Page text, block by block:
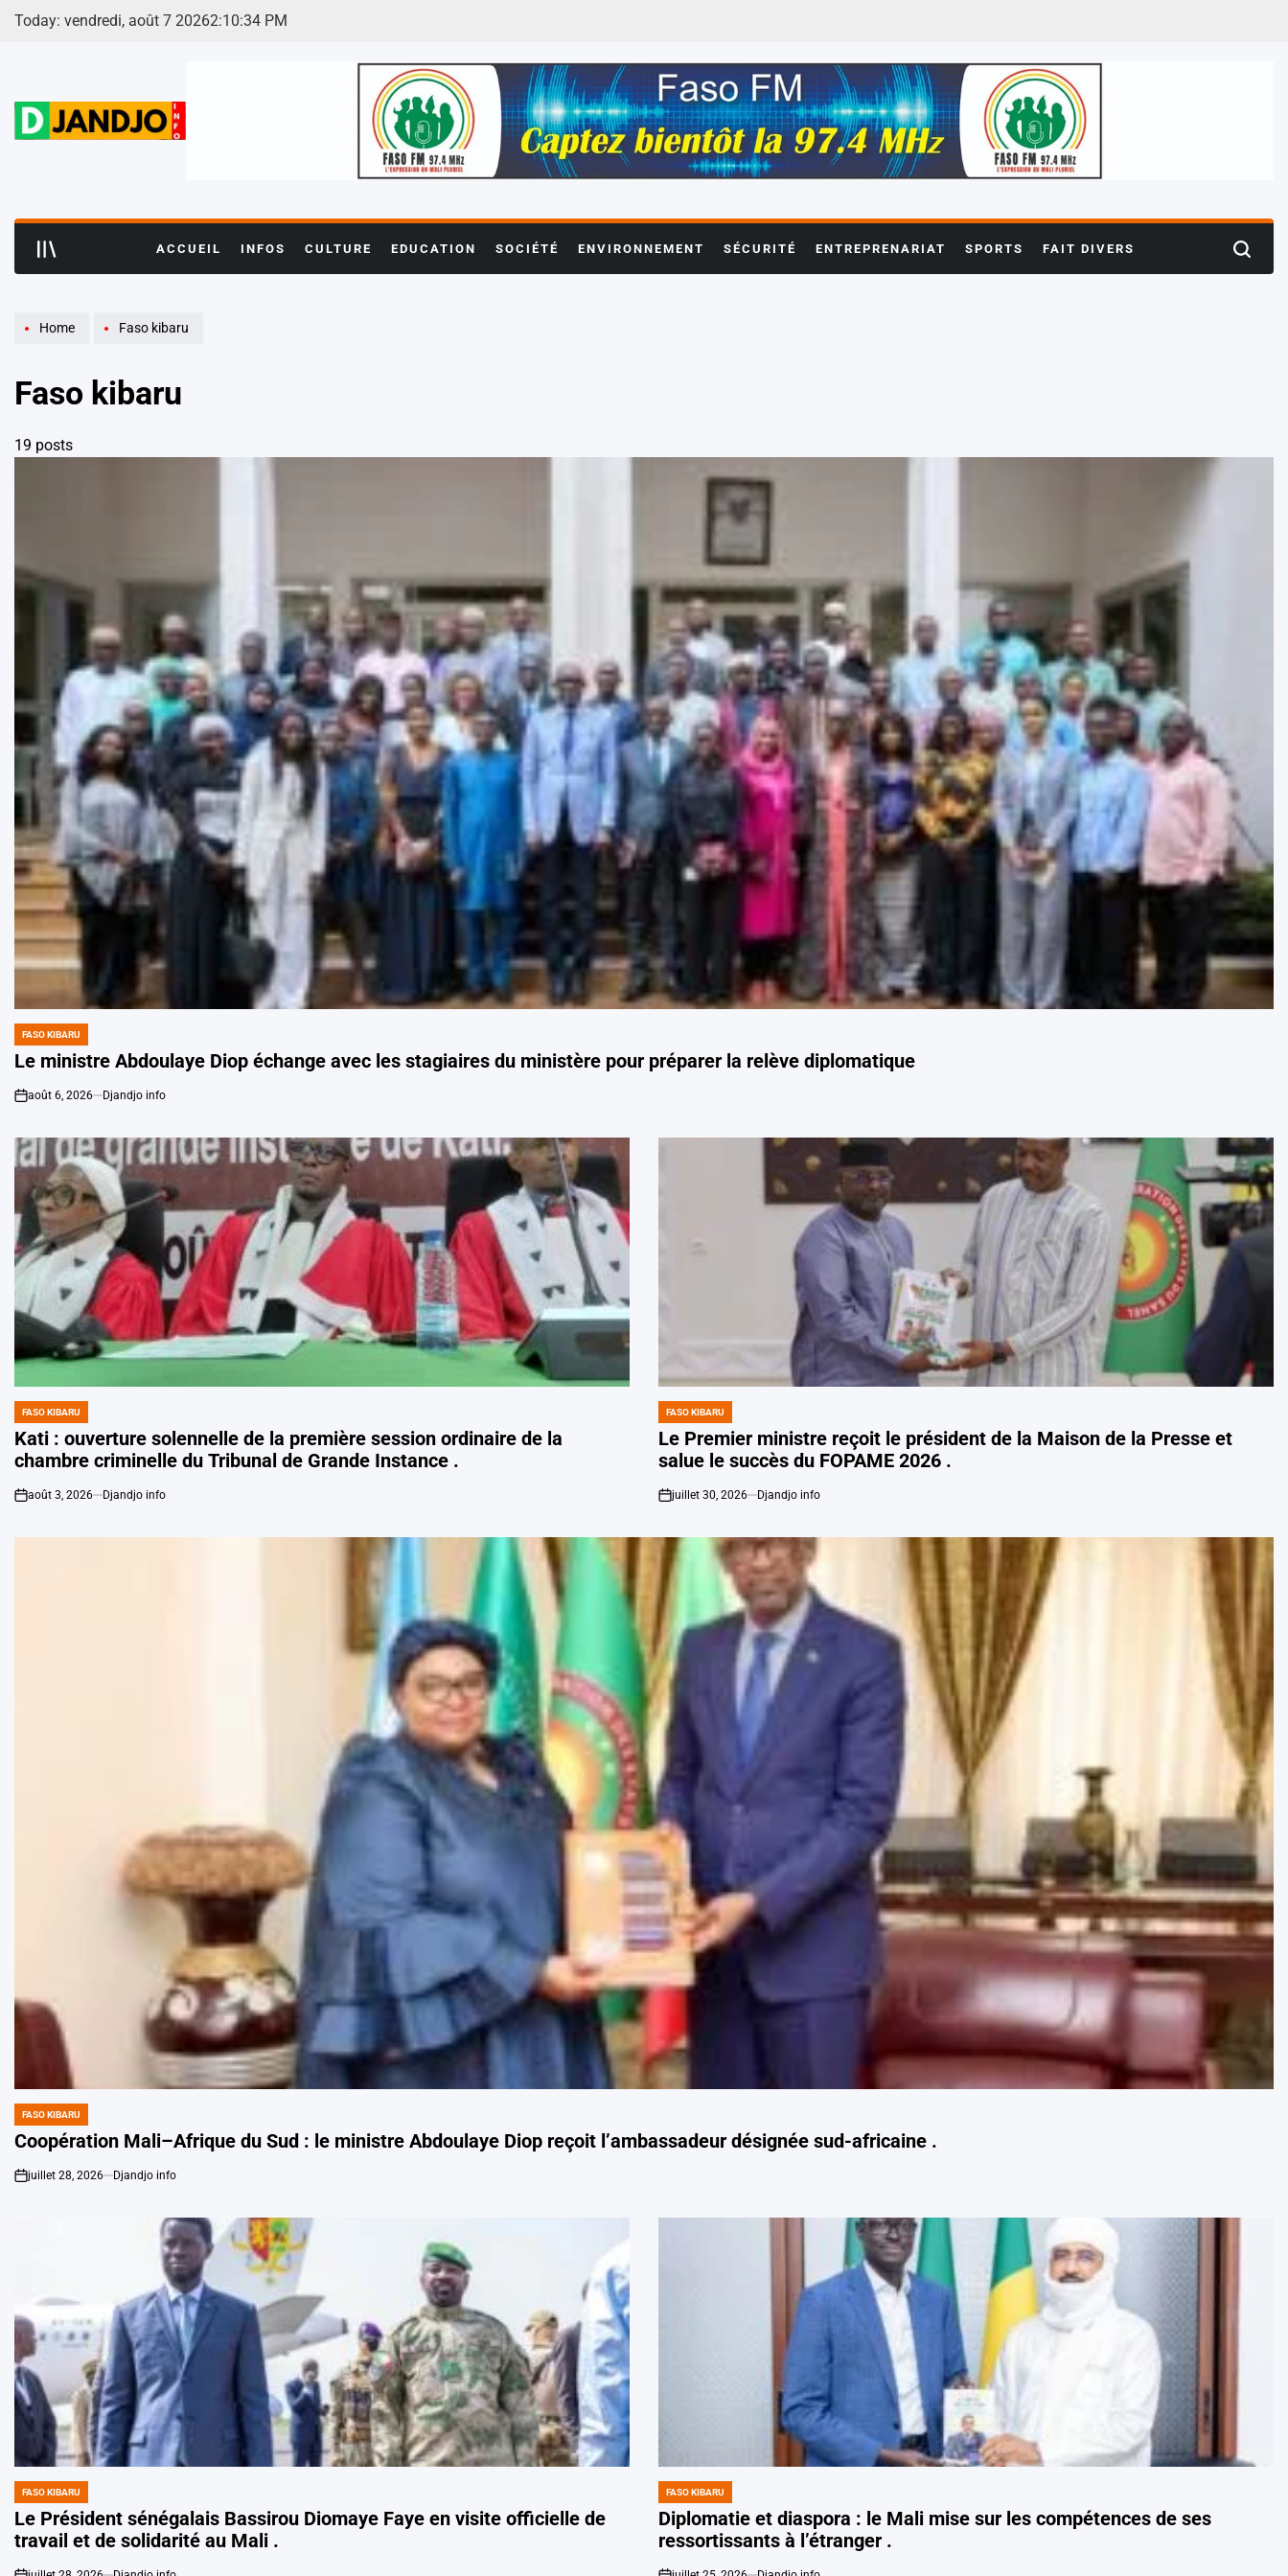
Skip
Today: vendredi, août 7 20262:10:36 PM
ACCUEIL INFOS CULTURE EDUCATION SOCIÉTÉ ENVIRONNEMENT SÉCURITÉ ENTREPRENARIAT SPORTS FAIT DIVERS Search
Home Faso kibaru
Faso kibaru
19 posts
POSTED
IN
FASO KIBARU
Le ministre Abdoulaye Diop échange avec les stagiaires du ministère pour préparer la relève diplomatique
on
août 6, 2026 Djandjo info
POSTED
IN
FASO KIBARU
Kati : ouverture solennelle de la première session ordinaire de la
chambre criminelle du Tribunal de Grande Instance .
on
août 3, 2026 Djandjo info
POSTED
IN
FASO KIBARU
Le Premier ministre reçoit le président de la Maison de la Presse et
salue le succès du FOPAME 2026 .
on
juillet 30, 2026 Djandjo info
POSTED
IN
FASO KIBARU
Coopération Mali–Afrique du Sud : le ministre Abdoulaye Diop reçoit l’ambassadeur désignée sud-africaine .
on
juillet 28, 2026 Djandjo info
POSTED
IN
FASO KIBARU
Le Président sénégalais Bassirou Diomaye Faye en visite officielle de
travail et de solidarité au Mali .
POSTED
IN
FASO KIBARU
Diplomatie et diaspora : le Mali mise sur les compétences de ses
ressortissants à l’étranger .